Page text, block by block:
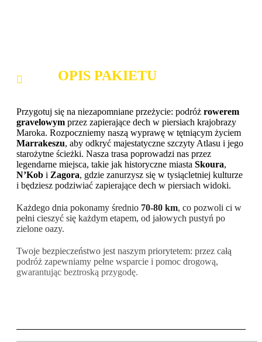
OPIS PAKIETU
Przygotuj się na niezapomniane przeżycie: podróż rowerem
gravelowym przez zapierające dech w piersiach krajobrazy
Maroka. Rozpoczniemy naszą wyprawę w tętniącym życiem
Marrakeszu, aby odkryć majestatyczne szczyty Atlasu i jego
starożytne ścieżki. Nasza trasa poprowadzi nas przez
legendarne miejsca, takie jak historyczne miasta Skoura,
N’Kob i Zagora, gdzie zanurzysz się w tysiącletniej kulturze
i będziesz podziwiać zapierające dech w piersiach widoki.
Każdego dnia pokonamy średnio 70-80 km, co pozwoli ci w
pełni cieszyć się każdym etapem, od jałowych pustyń po
zielone oazy.
Twoje bezpieczeństwo jest naszym priorytetem: przez całą
podróż zapewniamy pełne wsparcie i pomoc drogową,
gwarantując beztroską przygodę.